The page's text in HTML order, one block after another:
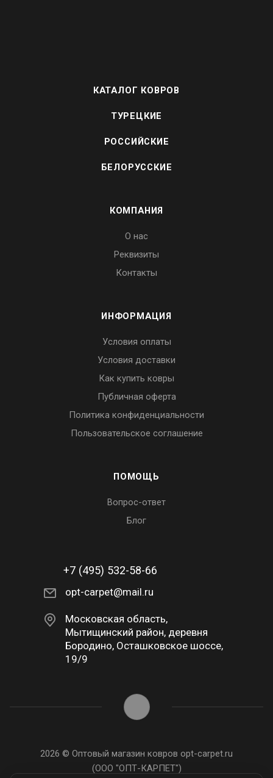
КАТАЛОГ КОВРОВ
ТУРЕЦКИЕ
РОССИЙСКИЕ
БЕЛОРУССКИЕ
КОМПАНИЯ
О нас
Реквизиты
Контакты
ИНФОРМАЦИЯ
Условия оплаты
Условия доставки
Как купить ковры
Публичная оферта
Политика конфиденциальности
Пользовательское соглашение
ПОМОЩЬ
Вопрос-ответ
Блог
+7 (495) 532-58-66
opt-carpet@mail.ru
Московская область,
Мытищинский район, деревня
Бородино, Осташковское шоссе,
19/9
2026 © Оптовый магазин ковров opt-carpet.ru
(ООО "ОПТ-КАРПЕТ")